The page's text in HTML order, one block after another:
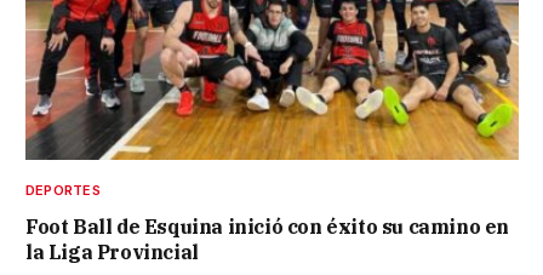
DEPORTES
Foot Ball de Esquina inició con éxito su camino en
la Liga Provincial